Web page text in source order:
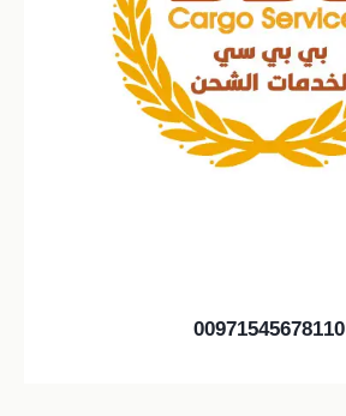
00971545678110